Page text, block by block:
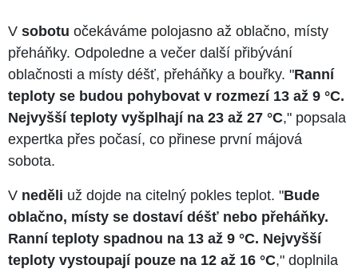
V sobotu očekáváme polojasno až oblačno, místy
přeháňky. Odpoledne a večer další přibývání
oblačnosti a místy déšť, přeháňky a bouřky. "Ranní
teploty se budou pohybovat v rozmezí 13 až 9 °C.
Nejvyšší teploty vyšplhají na 23 až 27 °C," popsala
expertka přes počasí, co přinese první májová
sobota.
V neděli už dojde na citelný pokles teplot. "Bude
oblačno, místy se dostaví déšť nebo přeháňky.
Ranní teploty spadnou na 13 až 9 °C. Nejvyšší
teploty vystoupají pouze na 12 až 16 °C," doplnila